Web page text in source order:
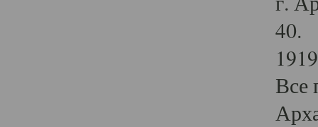
40.
Все